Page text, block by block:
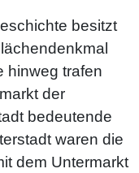
besitzt
hinweg trafen
der
bedeutende
waren die
dem Untermarkt